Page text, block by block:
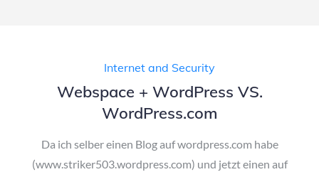
Internet and Security
Webspace + WordPress VS.
WordPress.com
Da ich selber einen Blog auf wordpress.com habe
(www.striker503.wordpress.com) und jetzt einen auf